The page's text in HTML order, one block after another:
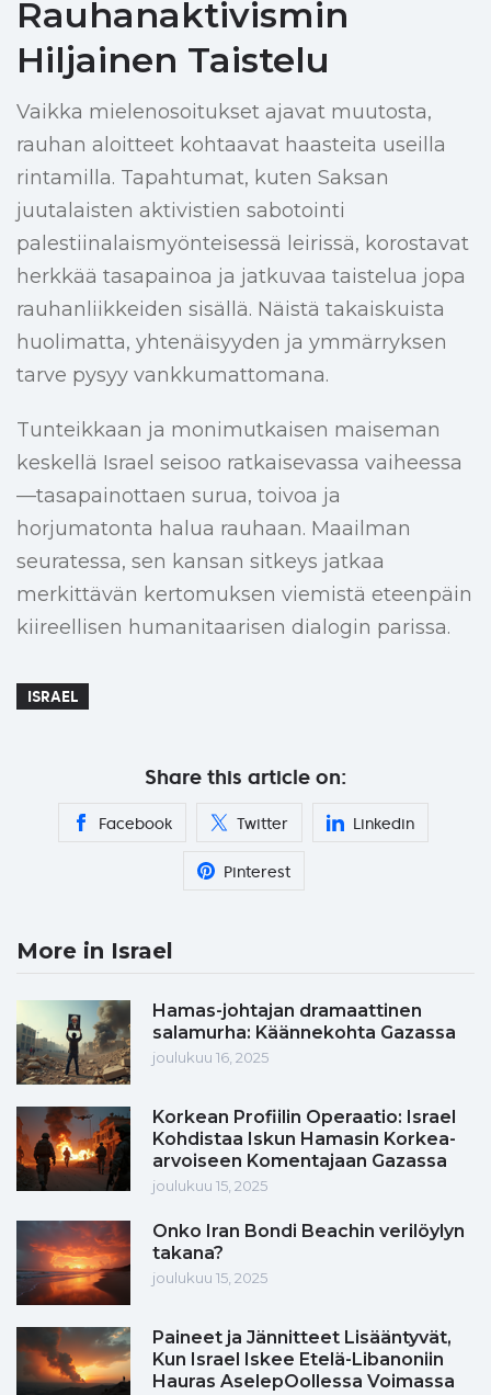
Rauhanaktivismin
Hiljainen Taistelu
Vaikka mielenosoitukset ajavat muutosta,
rauhan aloitteet kohtaavat haasteita useilla
rintamilla. Tapahtumat, kuten Saksan
juutalaisten aktivistien sabotointi
palestiinalaismyönteisessä leirissä, korostavat
herkkää tasapainoa ja jatkuvaa taistelua jopa
rauhanliikkeiden sisällä. Näistä takaiskuista
huolimatta, yhtenäisyyden ja ymmärryksen
tarve pysyy vankkumattomana.
Tunteikkaan ja monimutkaisen maiseman
keskellä Israel seisoo ratkaisevassa vaiheessa
—tasapainottaen surua, toivoa ja
horjumatonta halua rauhaan. Maailman
seuratessa, sen kansan sitkeys jatkaa
merkittävän kertomuksen viemistä eteenpäin
kiireellisen humanitaarisen dialogin parissa.
ISRAEL
Share this article on:
Facebook Twitter Linkedin
Pinterest
More in Israel
Hamas-johtajan dramaattinen
salamurha: Käännekohta Gazassa
joulukuu 16, 2025
Korkean Profiilin Operaatio: Israel
Kohdistaa Iskun Hamasin Korkea-
arvoiseen Komentajaan Gazassa
joulukuu 15, 2025
Onko Iran Bondi Beachin verilöylyn
takana?
joulukuu 15, 2025
Paineet ja Jännitteet Lisääntyvät,
Kun Israel Iskee Etelä-Libanoniin
Hauras AselepOollessa Voimassa